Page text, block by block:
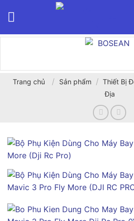
Trang chủ / Sản phẩm / Thiết Bị
Địa